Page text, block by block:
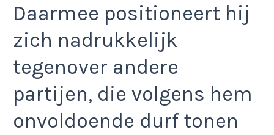
Daarmee positioneert hij
zich nadrukkelijk
tegenover andere
partijen, die volgens hem
onvoldoende durf tonen